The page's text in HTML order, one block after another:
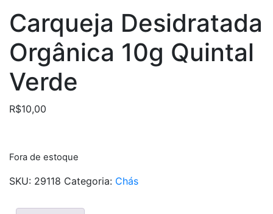
Carqueja Desidratada
Orgânica 10g Quintal
Verde
R$10,00
Fora de estoque
SKU: 29118 Categoria: Chás